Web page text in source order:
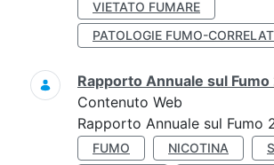
VIETATO FUMARE
PATOLOGIE FUMO-
Rapporto Annuale sul Fumo
Contenuto Web
Rapporto Annuale sul Fumo
FUMO NICOTINA